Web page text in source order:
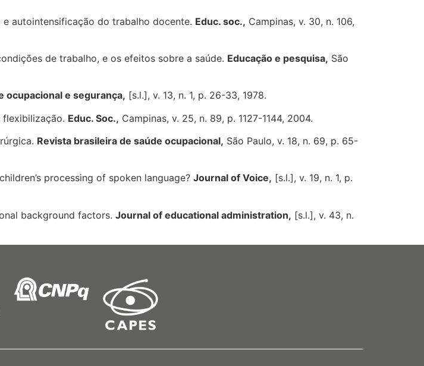
e autointensificação do trabalho docente. Educ. soc., Campinas, v. 30, n. 106,
de trabalho, e os efeitos sobre a saúde. Educação e pesquisa, São
ocupacional e segurança, [s.l.], v. 13, n. 1, p. 26-33, 1978.
flexibilização. Educ. Soc., Campinas, v. 25, n. 89, p. 1127-1144, 2004.
Revista brasileira de saúde ocupacional, São Paulo, v. 18, n. 69, p. 65-
processing of spoken language? Journal of Voice, [s.l.], v. 19, n. 1, p.
background factors. Journal of educational administration, [s.l.], v. 43, n.